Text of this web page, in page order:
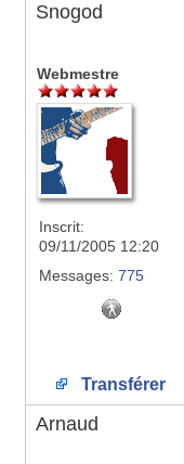
Snogod
Webmestre
Inscrit:
09/11/2005 12:20
Messages: 775
Transférer
Arnaud